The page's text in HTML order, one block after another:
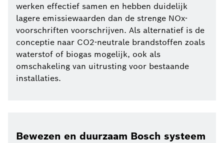
werken effectief samen en hebben duidelijk
lagere emissiewaarden dan de strenge NOx-
voorschriften voorschrijven. Als alternatief is de
conceptie naar CO2-neutrale brandstoffen zoals
waterstof of biogas mogelijk, ook als
omschakeling van uitrusting voor bestaande
installaties.
Bewezen en duurzaam Bosch systeem